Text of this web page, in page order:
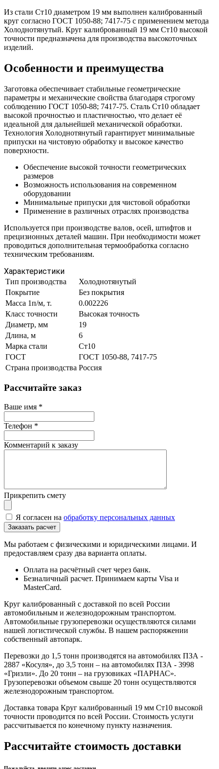
Из стали Ст10 диаметром 19 мм выполнен калиброванный
круг согласно ГОСТ 1050-88; 7417-75 с применением метода
Холоднотянутый. Круг калиброванный 19 мм Ст10 высокой
точности предназначена для производства высокоточных
изделий.
Особенности и преимущества
Заготовка обеспечивает стабильные геометрические
параметры и механические свойства благодаря строгому
соблюдению ГОСТ 1050-88; 7417-75. Сталь Ст10 обладает
высокой прочностью и пластичностью, что делает её
идеальной для дальнейшей механической обработки.
Технология Холоднотянутый гарантирует минимальные
припуски на чистовую обработку и высокое качество
поверхности.
Обеспечение высокой точности геометрических
размеров
Возможность использования на современном
оборудовании
Минимальные припуски для чистовой обработки
Применение в различных отраслях производства
Используется при производстве валов, осей, штифтов и
прецизионных деталей машин. При необходимости может
проводиться дополнительная термообработка согласно
техническим требованиям.
Характеристики
Тип производства
Холоднотянутый
Покрытие
Без покрытия
Масса 1п/м, т.
0.002226
Класс точности
Высокая точность
Диаметр, мм
19
Длина, м
6
Марка стали
Ст10
ГОСТ
ГОСТ 1050-88, 7417-75
Страна производства Россия
Рассчитайте заказ
Ваше имя *
Телефон *
Комментарий к заказу
Прикрепить смету
Я согласен на обработку персональных данных
Мы работаем с физическими и юридическими лицами. И
предоставляем сразу два варианта оплаты.
Оплата на расчётный счет через банк.
Безналичный расчет. Принимаем карты Visa и
MasterCard.
Круг калиброванный с доставкой по всей России
автомобильным и железнодорожным транспортом.
Автомобильные грузоперевозки осуществляются силами
нашей логистической службы. В нашем распоряжении
собственный автопарк.
Перевозки до 1,5 тонн производятся на автомобилях ПЗА -
2887 «Косуля», до 3,5 тонн – на автомобилях ПЗА - 3998
«Гризли». До 20 тонн – на грузовиках «ПАРНАС».
Грузоперевозки объемом свыше 20 тонн осуществляются
железнодорожным транспортом.
Доставка товара Круг калиброванный 19 мм Ст10 высокой
точности проводится по всей России. Стоимость услуги
рассчитывается по конечному пункту назначения.
Рассчитайте стоимость доставки